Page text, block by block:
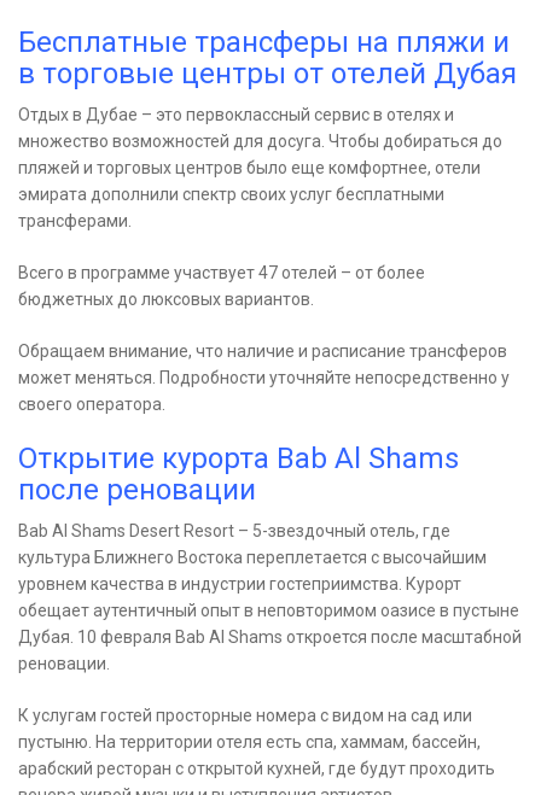
Бесплатные трансферы на пляжи и
в торговые центры от отелей Дубая
Отдых в Дубае – это первоклассный сервис в отелях и
множество возможностей для досуга. Чтобы добираться до
пляжей и торговых центров было еще комфортнее, отели
эмирата дополнили спектр своих услуг бесплатными
трансферами.
Всего в программе участвует 47 отелей – от более
бюджетных до люксовых вариантов.
Обращаем внимание, что наличие и расписание трансферов
может меняться. Подробности уточняйте непосредственно у
своего оператора.
Открытие курорта Bab Al Shams
после реновации
Bab Al Shams Desert Resort – 5-звездочный отель, где
культура Ближнего Востока переплетается с высочайшим
уровнем качества в индустрии гостеприимства. Курорт
обещает аутентичный опыт в неповторимом оазисе в пустыне
Дубая. 10 февраля Bab Al Shams откроется после масштабной
реновации.
К услугам гостей просторные номера с видом на сад или
пустыню. На территории отеля есть спа, хаммам, бассейн,
арабский ресторан с открытой кухней, где будут проходить